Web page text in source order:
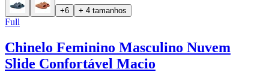
+6 + 4 tamanhos
Full
Chinelo Feminino Masculino Nuvem
Slide Confortável Macio